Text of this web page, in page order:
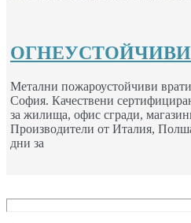
ОГНЕУСТОЙЧИВИ
Метални пожароустойчиви
София. Качествени
за жилища, офис сгради,
Производители от Италия,
дни за